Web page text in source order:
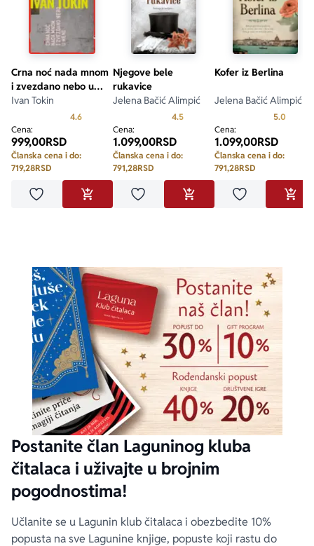
Ruhr Nachrichten
Crna noć nada mnom
i zvezdano nebo u
meni
Ivan Tokin
4.6Prosecna ocena je 4.6 od 5
Cena:
999,00RSD
Članska cena i do:
719,28RSD
Dodaj u omiljeneDODAJ U KORPU
Njegove bele
rukavice
Jelena Bačić Alimpić
4.5Prosecna ocena je 4.5 od 5
Cena:
1.099,00RSD
Članska cena i do:
791,28RSD
Dodaj u omiljeneDODAJ U KORPU
Kofer iz Berlina
Jelena Bačić Alimpić
5.0
Cena:
1.099,00RSD
Članska cena i do:
791,28RSD
Dodaj u
Postanite član Laguninog kluba
čitalaca i uživajte u brojnim
pogodnostima!
Učlanite se u Lagunin klub čitalaca i obezbedite 10%
popusta na sve Lagunine knjige, popuste koji rastu do